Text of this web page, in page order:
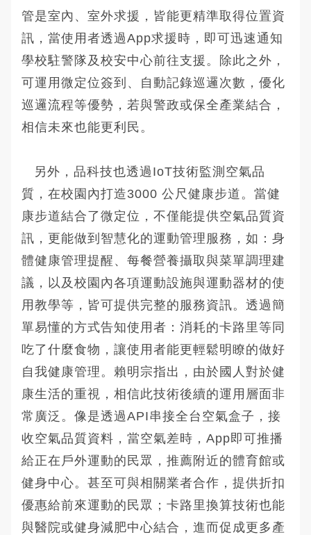
管是室內、室外求援，皆能更精準取得位置資
訊，當使用者透過App求援時，即可迅速通知
學校駐警隊及校安中心前往支援。除此之外，
可運用微定位簽到、自動記錄巡邏次數，優化
巡邏流程等優勢，若與警政或保全產業結合，
相信未來也能更利民。
另外，品科技也透過IoT技術監測空氣品
質，在校園內打造3000 公尺健康步道。當健
康步道結合了微定位，不僅能提供空氣品質資
訊，更能做到智慧化的運動管理服務，如：身
體健康管理提醒、每餐營養攝取與菜單調理建
議，以及校園內各項運動設施與運動器材的使
用教學等，皆可提供完整的服務資訊。透過簡
單易懂的方式告知使用者：消耗的卡路里等同
吃了什麼食物，讓使用者能更輕鬆明瞭的做好
自我健康管理。賴明宗指出，由於國人對於健
康生活的重視，相信此技術後續的運用層面非
常廣泛。像是透過API串接全台空氣盒子，接
收空氣品質資料，當空氣差時，App即可推播
給正在戶外運動的民眾，推薦附近的體育館或
健身中心。甚至可與相關業者合作，提供折扣
優惠給前來運動的民眾；卡路里換算技術也能
與醫院或健身減肥中心結合，進而促成更多產